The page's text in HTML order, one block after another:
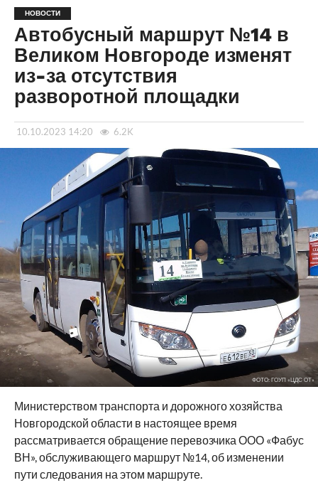
НОВОСТИ
Автобусный маршрут №14 в
Великом Новгороде изменят
из-за отсутствия
разворотной площадки
10.10.2023 14:20 6.2K
ФОТО: ГОУП «ЦДС ОТ»
Министерством транспорта и дорожного хозяйства
Новгородской области в настоящее время
рассматривается обращение перевозчика ООО «Фабус
ВН», обслуживающего маршрут №14, об изменении
пути следования на этом маршруте.